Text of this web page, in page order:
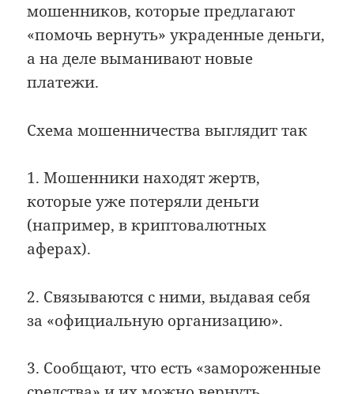
мошенников, которые предлагают
«помочь вернуть» украденные деньги,
а на деле выманивают новые
платежи.
Cхема мошенничества выглядит так
1. Мошенники находят жертв,
которые уже потеряли деньги
(например, в криптовалютных
аферах).
2. Связываются с ними, выдавая себя
за «официальную организацию».
3. Сообщают, что есть «замороженные